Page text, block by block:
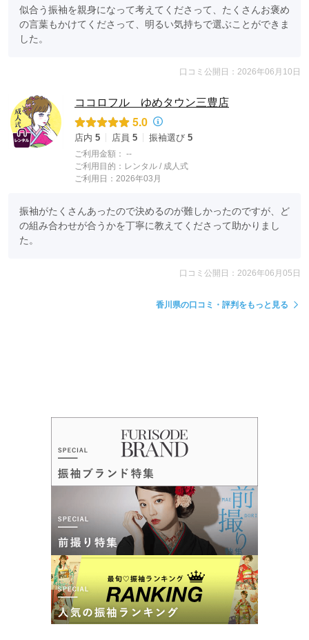
似合う振袖を親身になって考えてくださって、たくさんお褒め
の言葉もかけてくださって、明るい気持ちで選ぶことができま
した。
口コミ公開日：2026年06月10日
ココロフル ゆめタウン三豊店
5.0
店内 5 店員 5 振袖選び 5
ご利用金額： --
ご利用目的： レンタル / 成人式
ご利用日：2026年03月
振袖がたくさんあったので決めるのが難しかったのですが、ど
の組み合わせが合うかを丁寧に教えてくださって助かりまし
た。
口コミ公開日：2026年06月05日
香川県の口コミ・評判をもっと見る